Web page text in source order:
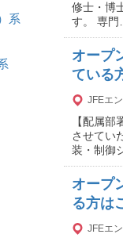
修士・博
す。 専門
オープ
ている
JFEエ
【配属
させてい
装・制御
オープ
る方は
JFEエ
系